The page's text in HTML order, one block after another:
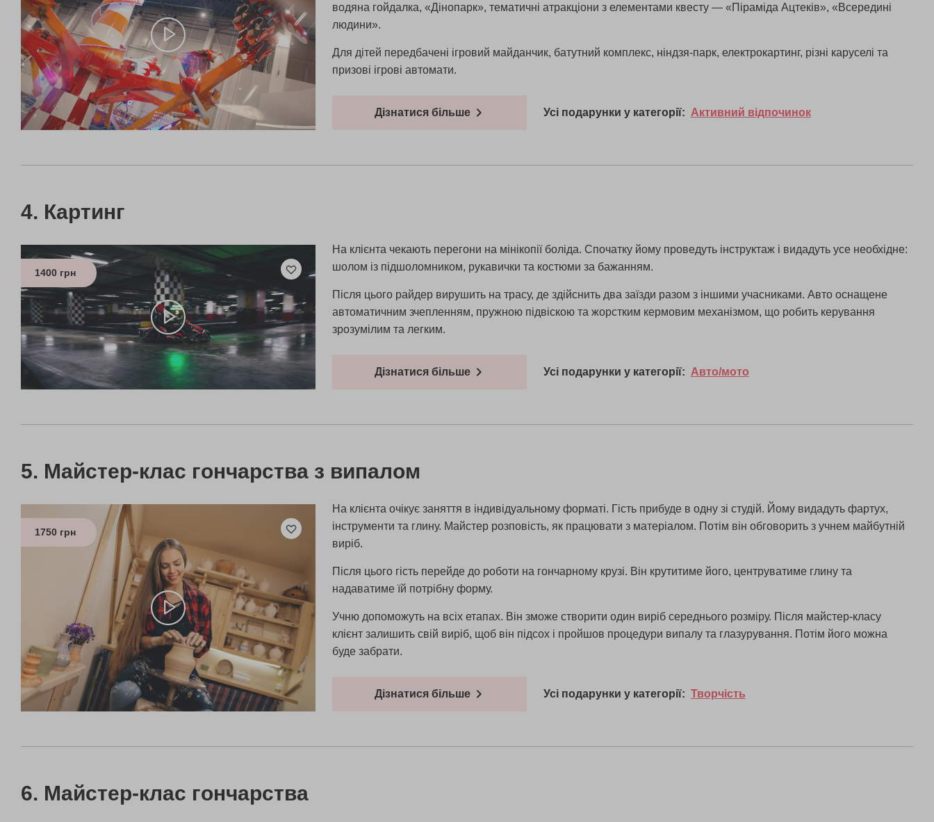
водяна гойдалка, «Дінопарк», тематичні атракціони з елементами квесту — «Піраміда Ацтеків», «Всередині
людини».
Для дітей передбачені ігровий майданчик, батутний комплекс, ніндзя-парк, електрокартинг, різні каруселі та
призові ігрові автомати.
Дізнатися більше Усі подарунки у категорії: Активний відпочинок
Картинг
1400 грн
На клієнта чекають перегони на мінікопії боліда. Спочатку йому проведуть інструктаж і видадуть усе необхідне:
шолом із підшоломником, рукавички та костюми за бажанням.
Після цього райдер вирушить на трасу, де здійснить два заїзди разом з іншими учасниками. Авто оснащене
автоматичним зчепленням, пружною підвіскою та жорстким кермовим механізмом, що робить керування
зрозумілим та легким.
Дізнатися більше Усі подарунки у категорії: Авто/мото
Майстер-клас гончарства з випалом
1750 грн
На клієнта очікує заняття в індивідуальному форматі. Гість прибуде в одну зі студій. Йому видадуть фартух,
інструменти та глину. Майстер розповість, як працювати з матеріалом. Потім він обговорить з учнем майбутній
виріб.
Після цього гість перейде до роботи на гончарному крузі. Він крутитиме його, центруватиме глину та
надаватиме їй потрібну форму.
Учню допоможуть на всіх етапах. Він зможе створити один виріб середнього розміру. Після майстер-класу
клієнт залишить свій виріб, щоб він підсох і пройшов процедури випалу та глазурування. Потім його можна
буде забрати.
Дізнатися більше Усі подарунки у категорії: Творчість
Майстер-клас гончарства